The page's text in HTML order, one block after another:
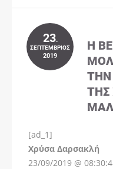
23.
ΣΕΠΤΈΜΒΡΙΟΣ
2019
Η
ΤΗΣ
[ad_1]
Χρύσα Δαρσακλή
23/09/2019 @